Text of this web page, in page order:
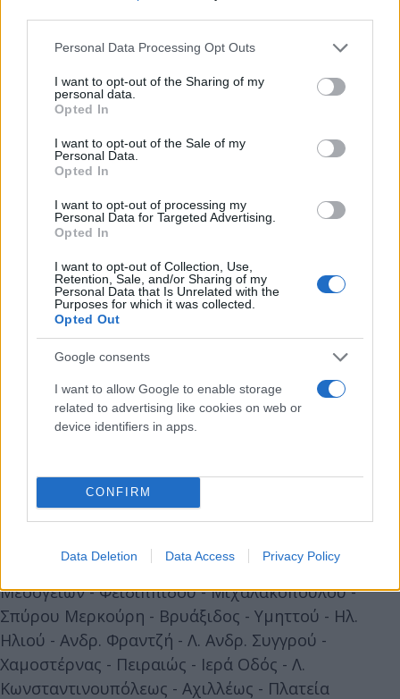
Please note that this website/app uses one or more Google
not limited to your visit or usage behaviour. You may click to
grant or deny consent to Google and its third-party tags to
use your data for below specified purposes in below Google
consent section.
Personal Data Processing Opt Outs
I want to opt-out of the Sharing of my
personal data.
Opted In
I want to opt-out of the Sale of my
Personal Data.
Opted In
I want to opt-out of processing my
Personal Data for Targeted Advertising.
Opted In
I want to opt-out of Collection, Use,
Retention, Sale, and/or Sharing of my
Personal Data that Is Unrelated with the
Purposes for which it was collected.
Opted Out
Google consents
I want to allow Google to enable storage
related to advertising like cookies on web or
device identifiers in apps.
CONFIRM
Data Deletion Data Access Privacy Policy
από τις οδούς: «Λ. Αλεξάνδρας - Ζαχάρωφ - Λ.
Μεσογείων - Φειδιππίδου - Μιχαλακοπούλου -
Σπύρου Μερκούρη - Βρυάξιδος - Υμηττού - Ηλ.
Ηλιού - Ανδρ. Φραντζή - Λ. Ανδρ. Συγγρού -
Χαμοστέρνας - Πειραιώς - Ιερά Οδός - Λ.
Κωνσταντινουπόλεως - Αχιλλέως - Πλατεία